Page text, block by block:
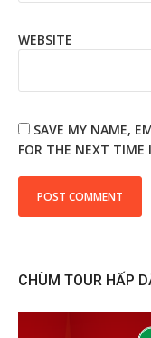
WEBSITE
SAVE MY NAME,
FOR THE NEXT TIME
CHÙM TOUR HẤP